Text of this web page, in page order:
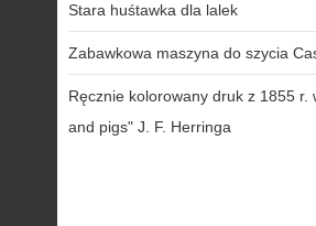
Stara huśtawka dla lalek
Zabawkowa maszyna do szycia
Ręcznie kolorowany druk z 1855 r.
and pigs" J. F. Herringa